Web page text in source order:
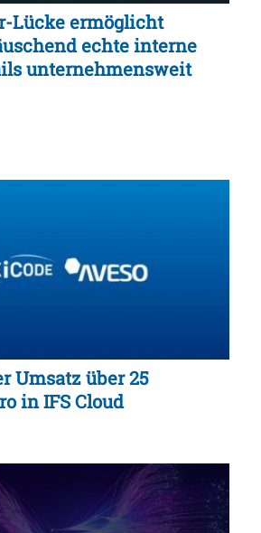
Lücke ermöglicht
echte interne
unternehmensweit
Umsatz über 25
in IFS Cloud